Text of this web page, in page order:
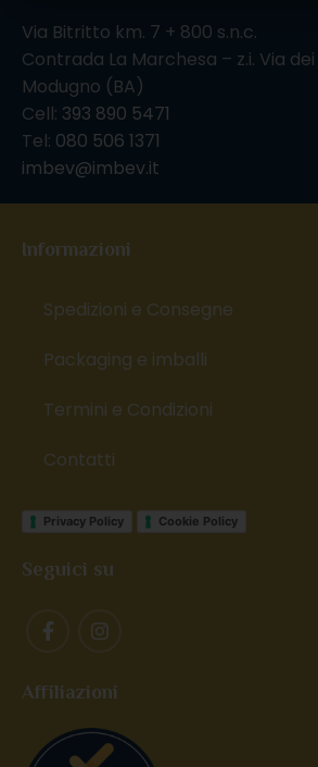
Via Bitritto km. 7 + 800 s.n.c.
Contrada La Marchesa – z.i. Via
Modugno (BA)
Cell: 393 890 5471
Tel: 080 506 1371
imbev@imbev.it
Informazioni
Spedizioni e Consegne
Packaging e imballi
Termini e Condizioni
Contatti
Privacy Policy Cookie Policy
Seguici su
Affiliazioni